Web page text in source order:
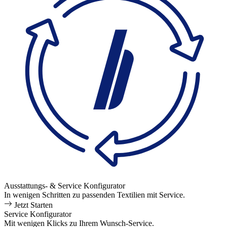
Ausstattungs- & Service Konfigurator
In wenigen Schritten zu passenden Textilien mit Service.
Jetzt Starten
Service Konfigurator
Mit wenigen Klicks zu Ihrem Wunsch-Service.